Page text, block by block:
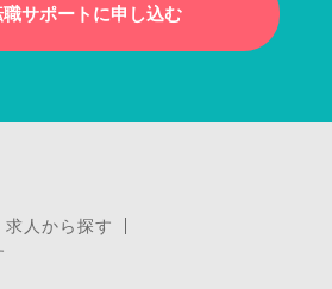
サポートに申し込む
人から探す